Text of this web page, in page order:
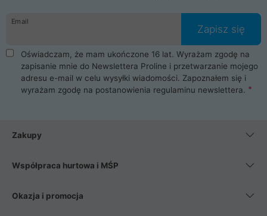
Email
Zapisz się
Oświadczam, że mam ukończone 16 lat. Wyrażam zgodę na
zapisanie mnie do Newslettera Proline i przetwarzanie mojego
adresu e-mail w celu wysyłki wiadomości. Zapoznałem się i
wyrażam zgodę na postanowienia regulaminu newslettera.
Zakupy
Współpraca hurtowa i MŚP
Okazja i promocja